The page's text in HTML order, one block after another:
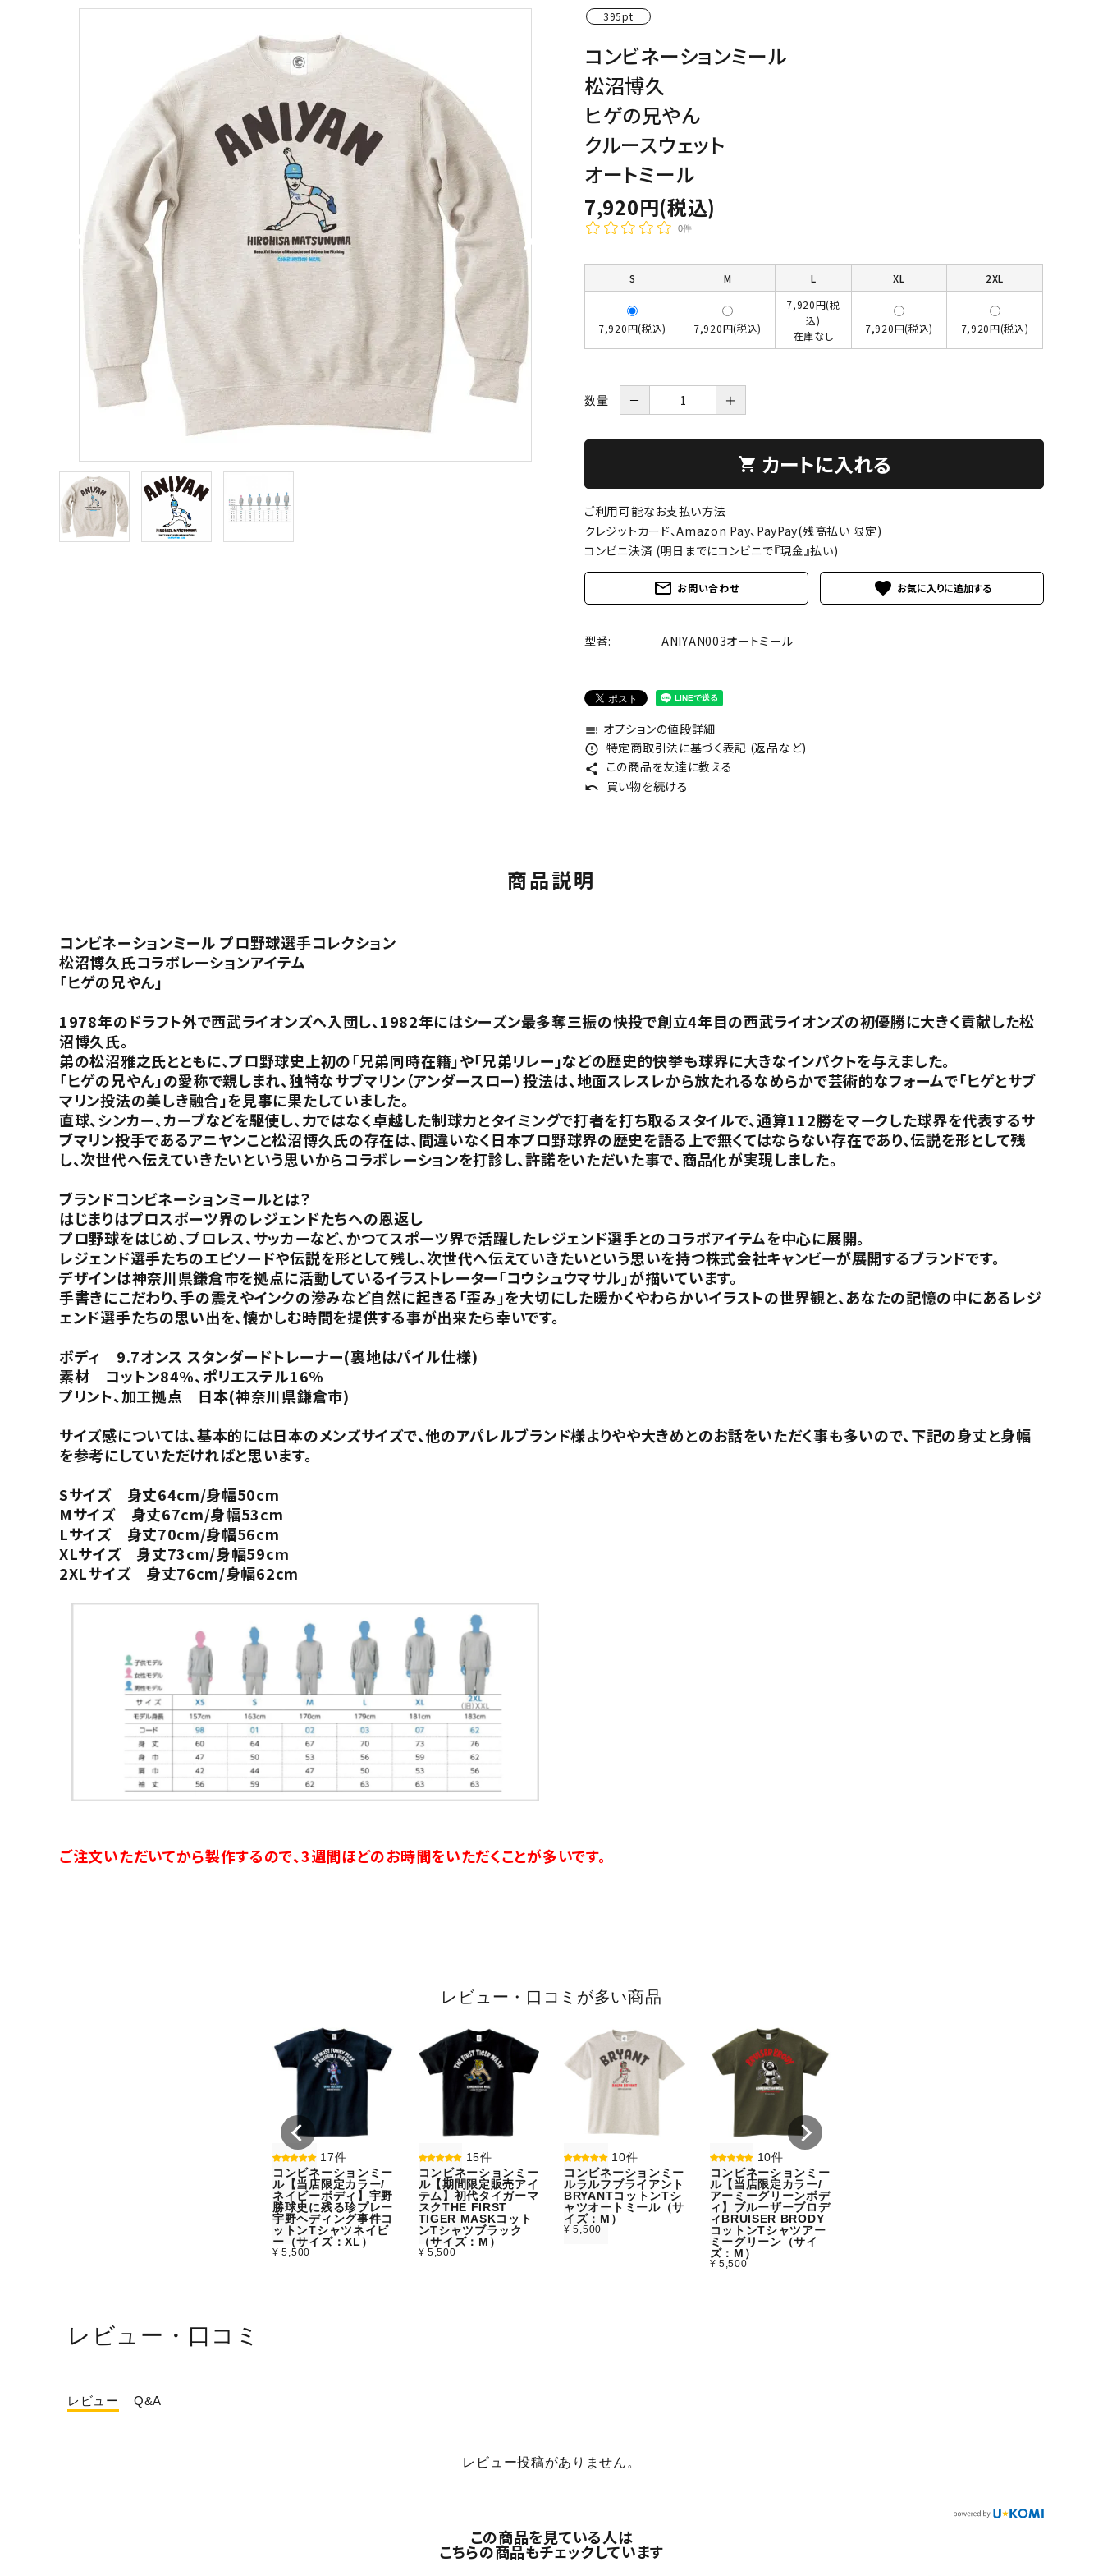
395pt
コンビネーションミール
松沼博久
ヒゲの兄やん
クルースウェット
オートミール
7,920円(税込)
0件
S M L XL 2XL
7,920円(税込) 7,920円(税込)
7,920円(税
込)
在庫なし
7,920円(税込) 7,920円(税込)
数量 － ＋
shopping_cart カートに入れる
ご利用可能なお支払い方法
クレジットカード、Amazon Pay、PayPay(残高払い 限定)
コンビニ決済 (明日までにコンビニで『現金』払い)
mail_outline お問い合わせ favorite
型番: ANIYAN003オートミール
toc オプションの値段詳細
error_outline 特定商取引法に基づく表記 (返品など)
share この商品を友達に教える
undo 買い物を続ける
商品説明
コンビネーションミール プロ野球選手コレクション
松沼博久氏コラボレーションアイテム
「ヒゲの兄やん」
1978年のドラフト外で西武ライオンズへ入団し、1982年にはシーズン最多奪三振の快投で創立4年目の西武ライオンズの初優勝に大きく貢献した松
沼博久氏。
弟の松沼雅之氏とともに、プロ野球史上初の「兄弟同時在籍」や「兄弟リレー」などの歴史的快挙も球界に大きなインパクトを与えました。
「ヒゲの兄やん」の愛称で親しまれ、独特なサブマリン（アンダースロー）投法は、地面スレスレから放たれるなめらかで芸術的なフォームで「ヒゲとサブ
マリン投法の美しき融合」を見事に果たしていました。
直球、シンカー、カーブなどを駆使し、力ではなく卓越した制球力とタイミングで打者を打ち取るスタイルで、通算112勝をマークした球界を代表するサ
ブマリン投手であるアニヤンこと松沼博久氏の存在は、間違いなく日本プロ野球界の歴史を語る上で無くてはならない存在であり、伝説を形として残
し、次世代へ伝えていきたいという思いからコラボレーションを打診し、許諾をいただいた事で、商品化が実現しました。
ブランドコンビネーションミールとは？
はじまりはプロスポーツ界のレジェンドたちへの恩返し
プロ野球をはじめ、プロレス、サッカーなど、かつてスポーツ界で活躍したレジェンド選手とのコラボアイテムを中心に展開。
レジェンド選手たちのエピソードや伝説を形として残し、次世代へ伝えていきたいという思いを持つ株式会社キャンビーが展開するブランドです。
デザインは神奈川県鎌倉市を拠点に活動しているイラストレーター「コウシュウマサル」が描いています。
手書きにこだわり、手の震えやインクの滲みなど自然に起きる「歪み」を大切にした暖かくやわらかいイラストの世界観と、あなたの記憶の中にあるレジ
ェンド選手たちの思い出を、懐かしむ時間を提供する事が出来たら幸いです。
ボディ 9.7オンス スタンダードトレーナー(裏地はパイル仕様)
素材 コットン84%、ポリエステル16%
プリント、加工拠点 日本(神奈川県鎌倉市)
サイズ感については、基本的には日本のメンズサイズで、他のアパレルブランド様よりやや大きめとのお話をいただく事も多いので、下記の身丈と身幅
を参考にしていただければと思います。
Sサイズ 身丈64cm/身幅50cm
Mサイズ 身丈67cm/身幅53cm
Lサイズ 身丈70cm/身幅56cm
XLサイズ 身丈73cm/身幅59cm
2XLサイズ 身丈76cm/身幅62cm
ご注文いただいてから製作するので、3週間ほどのお時間をいただくことが多いです。
レビュー・口コミが多い商品
17件
コンビネーションミー
ル【当店限定カラー/
ネイビーボディ】宇野
勝球史に残る珍プレー
宇野ヘディング事件コ
ットンTシャツネイビ
ー（サイズ：XL）
¥ 5,500
15件
コンビネーションミー
ル【期間限定販売アイ
テム】初代タイガーマ
スクTHE FIRST
TIGER MASKコット
ンTシャツブラック
（サイズ：M）
¥ 5,500
10件
コンビネーションミー
ルラルフブライアント
BRYANTコットンTシ
ャツオートミール（サ
イズ：M）
¥ 5,500
10件
コンビネーションミー
ル【当店限定カラー/
アーミーグリーンボデ
ィ】ブルーザーブロデ
ィBRUISER BRODY
コットンTシャツアー
ミーグリーン（サイ
ズ：M）
¥ 5,500
レビュー・口コミ
レビュー Q&A
レビュー投稿がありません。
この商品を見ている人は
こちらの商品もチェックしています